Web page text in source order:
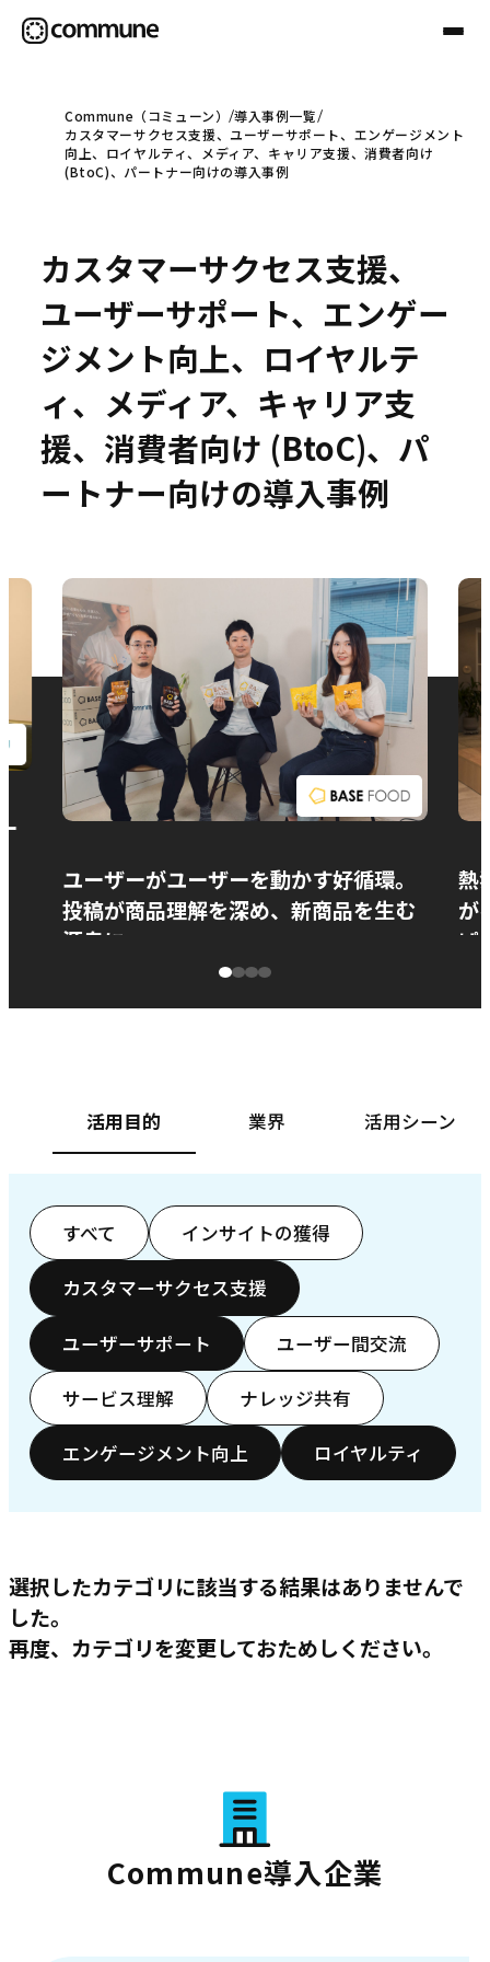
Communeについて
事例
お役立ち情報
Commune（コミューン）
導入事例一覧
カスタマーサクセス支援、ユーザーサポート、エンゲージメント
向上、ロイヤルティ、メディア、キャリア支援、消費者向け
(BtoC)、パートナー向けの導入事例
カスタマーサクセス支援、
ユーザーサポート、エンゲー
ジメント向上、ロイヤルテ
ィ、メディア、キャリア支
援、消費者向け (BtoC)、パ
ートナー向けの導入事例
ユーザーがユーザーを動かす好循環。
投稿が商品理解を深め、新商品を生む
源泉に
熱
が
ぱ
活用目的 業界 活用シーン
すべて インサイトの獲得
カスタマーサクセス支援
ユーザーサポート ユーザー間交流
サービス理解 ナレッジ共有
エンゲージメント向上 ロイヤルティ
選択したカテゴリに該当する結果はありませんで
した。
再度、カテゴリを変更しておためしください。
Commune導入企業